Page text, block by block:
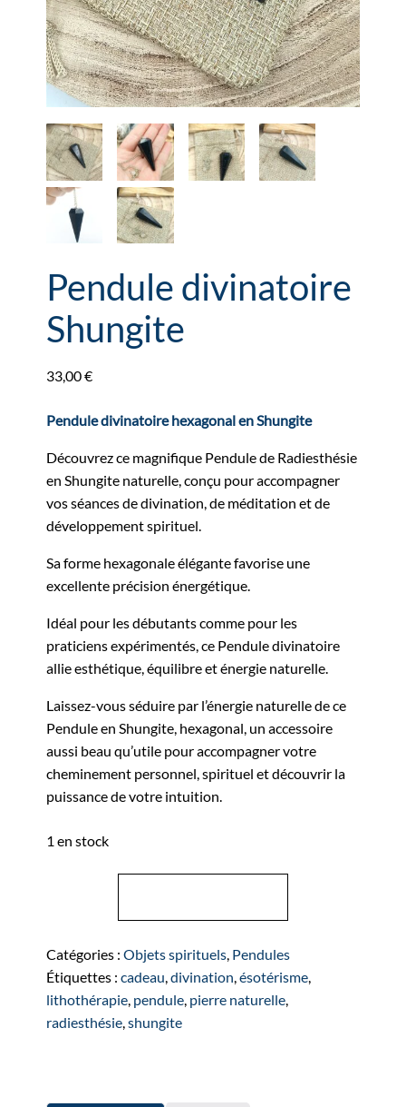
Pendule divinatoire
Shungite
33,00€
Pendule divinatoire hexagonal en Shungite
Découvrez ce magnifique Pendule de Radiesthésie
en Shungite naturelle, conçu pour accompagner
vos séances de divination, de méditation et de
développement spirituel.
Sa forme hexagonale élégante favorise une
excellente précision énergétique.
Idéal pour les débutants comme pour les
praticiens expérimentés, ce Pendule divinatoire
allie esthétique, équilibre et énergie naturelle.
Laissez-vous séduire par l’énergie naturelle de ce
Pendule en Shungite, hexagonal, un accessoire
aussi beau qu’utile pour accompagner votre
cheminement personnel, spirituel et découvrir la
puissance de votre intuition.
1 en stock
divinatoire
Shungite
Catégories :Objets spirituels, Pendules
Étiquettes :cadeau,divination,ésotérisme,
lithothérapie, pendule, pierre naturelle,
radiesthésie,shungite